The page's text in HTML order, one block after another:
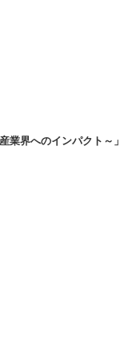
業界へのインパクト～」